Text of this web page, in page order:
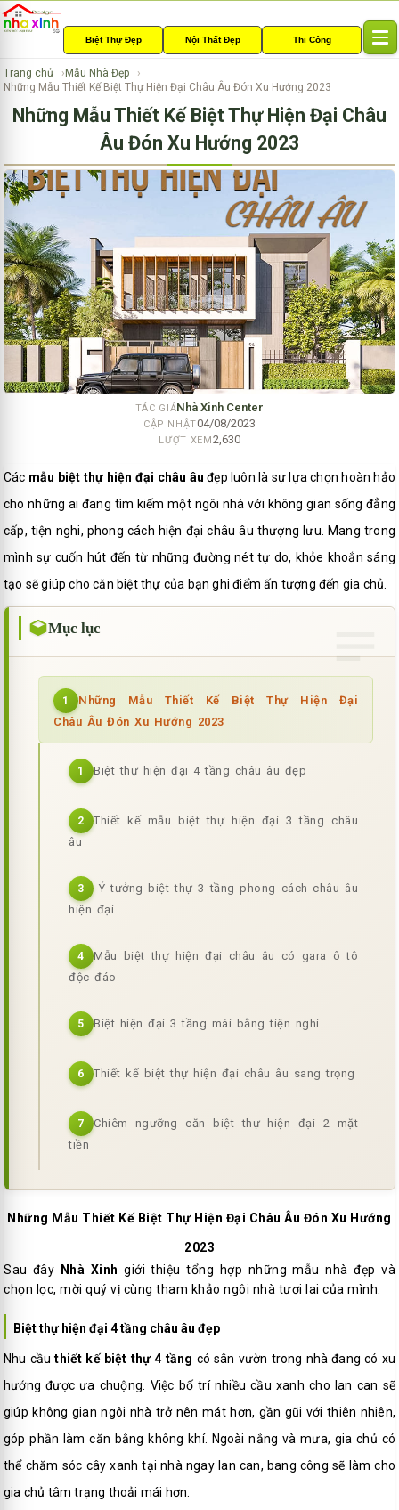
Biệt Thự Đẹp Nội Thất Đẹp Thi Công
l
a
i
a
t
i
o
n
Trang chủ
Mẫu Nhà Đẹp
Những Mẫu Thiết Kế Biệt Thự Hiện Đại Châu Âu Đón Xu Hướng 2023
Những Mẫu Thiết Kế Biệt Thự Hiện Đại Châu
Âu Đón Xu Hướng 2023
TÁC GIẢNhà Xinh Center
CẬP NHẬT04/08/2023
LƯỢT XEM2,630
Các mẫu biệt thự hiện đại châu âuđẹp luôn là sự lựa chọn hoàn hảo
cho những ai đang tìm kiếm một ngôi nhà với không gian sống đẳng
cấp, tiện nghi, phong cách hiện đại châu âu thượng lưu. Mang trong
mình sự cuốn hút đến từ những đường nét tự do, khỏe khoắn sáng
tạo sẽ giúp cho căn biệt thự của bạn ghi điểm ấn tượng đến gia chủ.
Mục lục
1
Những Mẫu Thiết Kế Biệt Thự Hiện Đại
Châu Âu Đón Xu Hướng 2023
1 Biệt thự hiện đại 4 tầng châu âu đẹp
2
Thiết kế mẫu biệt thự hiện đại 3 tầng châu
âu
3
Ý tưởng biệt thự 3 tầng phong cách châu âu
hiện đại
4
Mẫu biệt thự hiện đại châu âu có gara ô tô
độc đáo
5 Biệt hiện đại 3 tầng mái bằng tiện nghi
6 Thiết kế biệt thự hiện đại châu âu sang trọng
7
Chiêm ngưỡng căn biệt thự hiện đại 2 mặt
tiền
Những Mẫu Thiết Kế Biệt Thự Hiện Đại Châu Âu Đón Xu Hướng
2023
Sau đây Nhà Xinh giới thiệu tổng hợp những mẫu nhà đẹp và
chọn lọc, mời quý vị cùng tham khảo ngôi nhà tươi lai của mình.
Biệt thự hiện đại 4 tầng châu âu đẹp
Nhu cầu thiết kế biệt thự 4 tầng có sân vườn trong nhà đang có xu
hướng được ưa chuộng. Việc bố trí nhiều cầu xanh cho lan can sẽ
giúp không gian ngôi nhà trở nên mát hơn, gần gũi với thiên nhiên,
góp phần làm căn bằng không khí. Ngoài nắng và mưa, gia chủ có
thể chăm sóc cây xanh tại nhà ngay lan can, bang công sẽ làm cho
gia chủ tâm trạng thoải mái hơn.